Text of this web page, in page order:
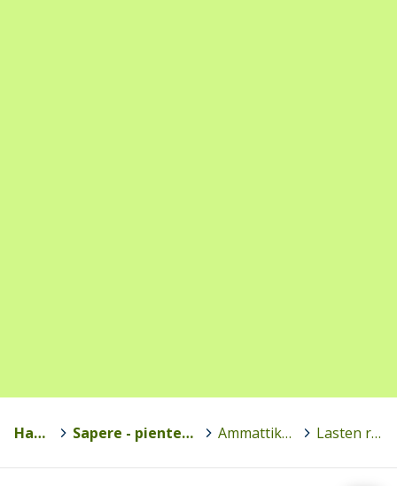
Hankkeet Sapere - pienten lasten ruokakasvatusmenetelmä varhaiskasvatuksessa > Ammattikasvattajille ja ravitsemusasiantuntijoille Lasten ravitsemus